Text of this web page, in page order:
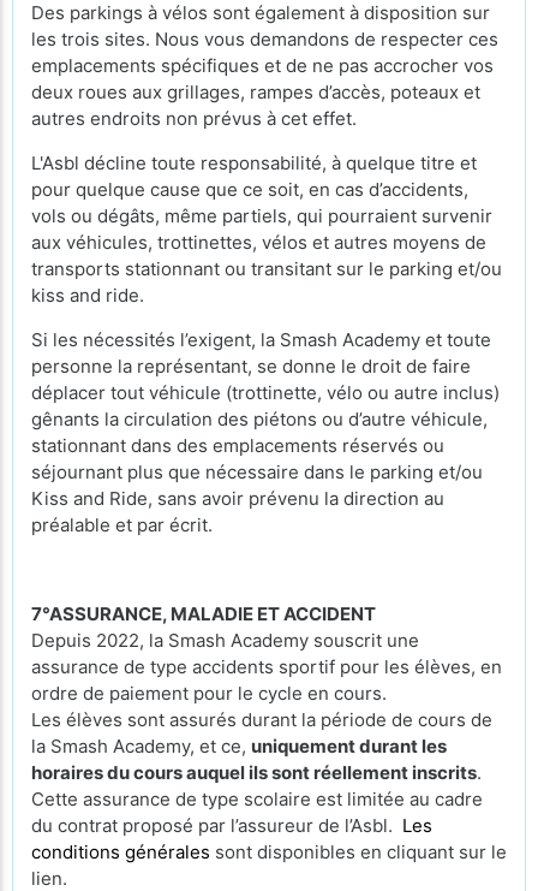
Des parkings à vélos sont également à disposition sur
les trois sites. Nous vous demandons de respecter ces
emplacements spécifiques et de ne pas accrocher vos
deux roues aux grillages, rampes d’accès, poteaux et
autres endroits non prévus à cet effet.
L'Asbl décline toute responsabilité, à quelque titre et
pour quelque cause que ce soit, en cas d’accidents,
vols ou dégâts, même partiels, qui pourraient survenir
aux véhicules, trottinettes, vélos et autres moyens de
transports stationnant ou transitant sur le parking et/ou
kiss and ride.
Si les nécessités l’exigent, la Smash Academy et toute
personne la représentant, se donne le droit de faire
déplacer tout véhicule (trottinette, vélo ou autre inclus)
gênants la circulation des piétons ou d’autre véhicule,
stationnant dans des emplacements réservés ou
séjournant plus que nécessaire dans le parking et/ou
Kiss and Ride, sans avoir prévenu la direction au
préalable et par écrit.
7°ASSURANCE, MALADIE ET ACCIDENT
Depuis 2022, la Smash Academy souscrit une
assurance de type accidents sportif pour les élèves, en
ordre de paiement pour le cycle en cours.
Les élèves sont assurés durant la période de cours de
la Smash Academy, et ce, uniquement durant les
horaires du cours auquel ils sont réellement inscrits.
Cette assurance de type scolaire est limitée au cadre
du contrat proposé par l’assureur de l’Asbl. Les
conditions générales sont disponibles en cliquant sur le
lien.